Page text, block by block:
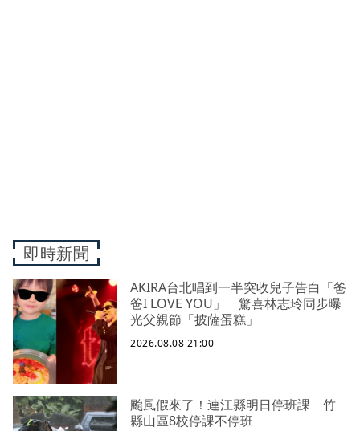
即時新聞
AKIRA台北唱到一半突收兒子告白「爸
爸I LOVE YOU」 驚喜林志玲同步曝
光父親節「披薩蛋糕」
2026.08.08 21:00
颱風假來了！連江縣明日停班課 竹
縣山區8校停課不停班